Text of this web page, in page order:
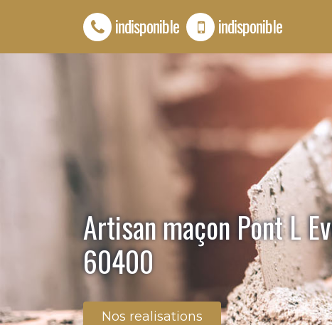
indisponible indisponible
Artisan maçon Pont L
60400
Nos realisations